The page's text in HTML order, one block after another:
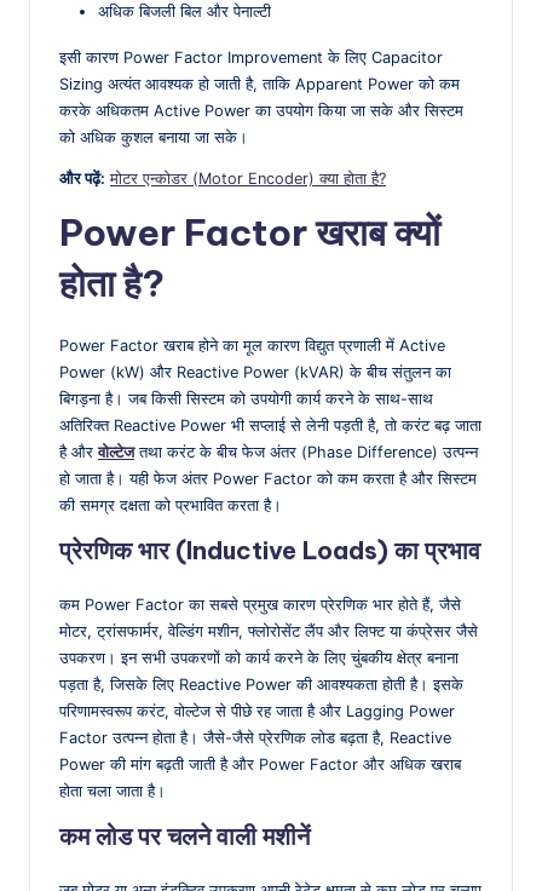
अधिक बिजली बिल और पेनाल्टी
इसी कारण Power Factor Improvement के लिए Capacitor
Sizing अत्यंत आवश्यक हो जाती है, ताकि Apparent Power को कम
करके अधिकतम Active Power का उपयोग किया जा सके और सिस्टम
को अधिक कुशल बनाया जा सके।
और पढ़ें: मोटर एन्कोडर (Motor Encoder) क्या होता है?
Power Factor खराब क्यों
होता है?
Power Factor खराब होने का मूल कारण विद्युत प्रणाली में Active
Power (kW) और Reactive Power (kVAR) के बीच संतुलन का
बिगड़ना है। जब किसी सिस्टम को उपयोगी कार्य करने के साथ-साथ
अतिरिक्त Reactive Power भी सप्लाई से लेनी पड़ती है, तो करंट बढ़ जाता
है औरवोल्टेजतथा करंट के बीच फेज अंतर (Phase Difference) उत्पन्न
हो जाता है। यही फेज अंतर Power Factor को कम करता है और सिस्टम
की समग्र दक्षता को प्रभावित करता है।
प्रेरणिक भार (Inductive Loads) का प्रभाव
कम Power Factor का सबसे प्रमुख कारण प्रेरणिक भार होते हैं, जैसे
मोटर, ट्रांसफार्मर, वेल्डिंग मशीन, फ्लोरोसेंट लैंप और लिफ्ट या कंप्रेसर जैसे
उपकरण। इन सभी उपकरणों को कार्य करने के लिए चुंबकीय क्षेत्र बनाना
पड़ता है, जिसके लिए Reactive Power की आवश्यकता होती है। इसके
परिणामस्वरूप करंट, वोल्टेज से पीछे रह जाता है और Lagging Power
Factor उत्पन्न होता है। जैसे-जैसे प्रेरणिक लोड बढ़ता है, Reactive
Power की मांग बढ़ती जाती है और Power Factor और अधिक खराब
होता चला जाता है।
कम लोड पर चलने वाली मशीनें